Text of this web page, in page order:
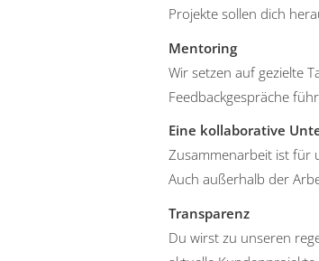
Projekte sollen dich
Mentoring
Wir setzen auf gezielte
Feedbackgespräche
Eine kollaborative
Zusammenarbeit ist für
Auch außerhalb der
Transparenz
Du wirst zu unseren